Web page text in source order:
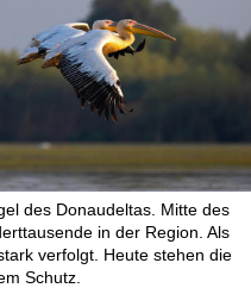
des Donaudeltas. Mitte des
in der Region. Als
verfolgt. Heute stehen die
Schutz.